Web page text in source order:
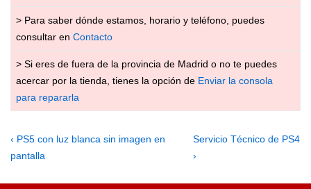
> Para saber dónde estamos, horario y teléfono, puedes
consultar en Contacto
> Si eres de fuera de la provincia de Madrid o no te puedes
acercar por la tienda, tienes la opción de Enviar la consola
para repararla
Navegación
de
Previous
Post
‹ PS5 con luz blanca sin imagen en
pantalla
Next
Post
Servicio Técnico de PS4
›